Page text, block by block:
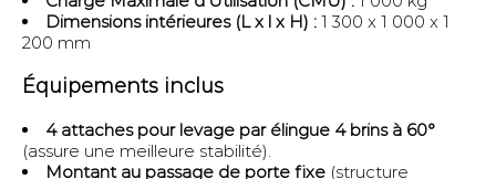
Dimensions intérieures (L x l x H) : 1 300 x 1 000 x 1
200 mm
Équipements inclus
4 attaches pour levage par élingue 4 brins à 60°
(assure une meilleure stabilité).
Montant au passage de porte fixe (structure